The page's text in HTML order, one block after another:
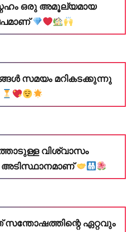
ഒരു അമൂല്യമായ
സമയം മറികടക്കുന്നു
വിശ്വാസം
അടിസ്ഥാനമാണ്
ഏറ്റവും